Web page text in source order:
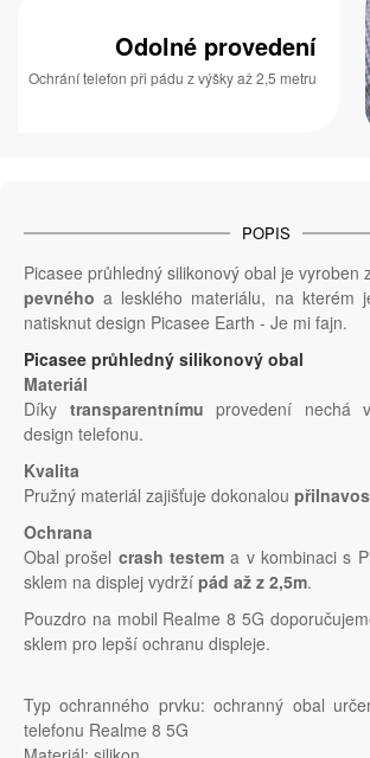
Odolné provedení
Ochrání telefon při pádu z výšky až 2,5 metru
POPIS
Picasee průhledný silikonový obal je vyroben
pevného a lesklého materiálu, na kterém
natisknut design Picasee Earth - Je mi fajn.
Picasee průhledný silikonový obal
Materiál
Díky transparentnímu provedení nechá
design telefonu.
Kvalita
Pružný materiál zajišťuje dokonalou
Ochrana
Obal prošel crash testem a v kombinaci s
sklem na displej vydrží pád až z 2,5m.
Pouzdro na mobil Realme 8 5G
sklem pro lepší ochranu displeje.
Typ ochranného prvku: ochranný obal
telefonu Realme 8 5G